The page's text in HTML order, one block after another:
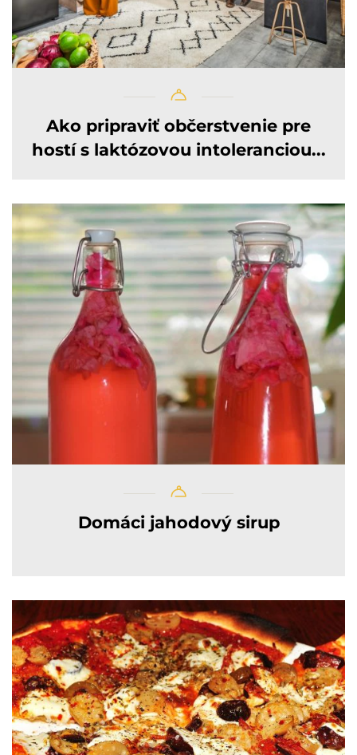
Ako pripraviť občerstvenie pre
hostí s laktózovou intoleranciou...
Domáci jahodový sirup